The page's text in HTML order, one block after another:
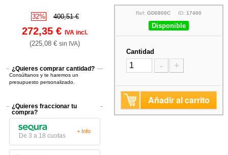
32% 400,51 €
272,35 €IVA incl.
(225,08 €sin IVA)
¿Quieres comprar cantidad?
Consúltanos y te haremos un
presupuesto personalizado.
¿Quieres fraccionar tu
compra?
De 3 a 18 cuotas
+ Info
Ref: GD0800CID: 17400
Disponible
Cantidad
- +
Añadir al carrito